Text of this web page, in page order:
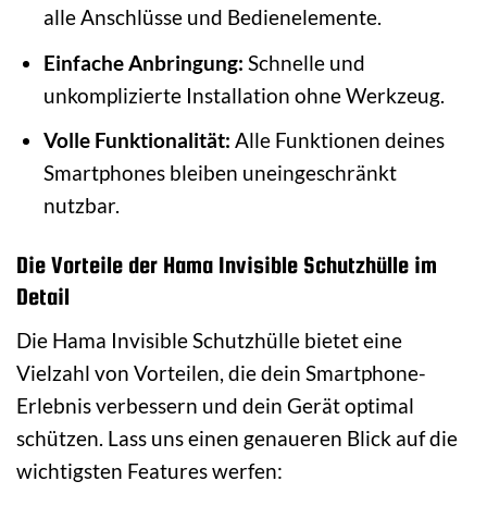
alle Anschlüsse und Bedienelemente.
Einfache Anbringung: Schnelle und
unkomplizierte Installation ohne Werkzeug.
Volle Funktionalität: Alle Funktionen deines
Smartphones bleiben uneingeschränkt
nutzbar.
Die Vorteile der Hama Invisible Schutzhülle im
Detail
Die Hama Invisible Schutzhülle bietet eine
Vielzahl von Vorteilen, die dein Smartphone-
Erlebnis verbessern und dein Gerät optimal
schützen. Lass uns einen genaueren Blick auf die
wichtigsten Features werfen: